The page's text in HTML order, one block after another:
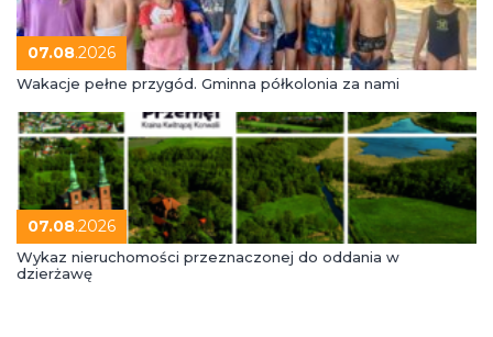
07.08.2026
Wakacje pełne przygód. Gminna półkolonia za nami
07.08.2026
Wykaz nieruchomości przeznaczonej do oddania w
dzierżawę